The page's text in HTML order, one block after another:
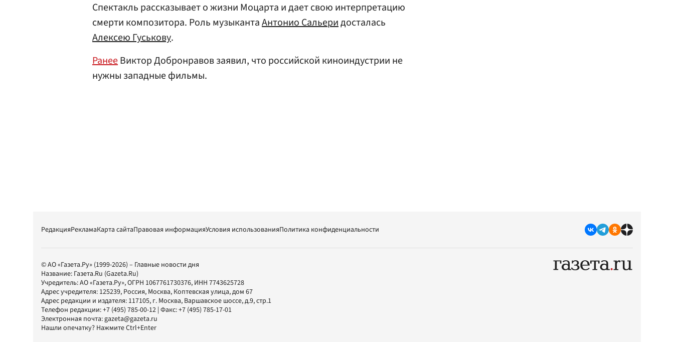
Спектакль рассказывает о жизни Моцарта и дает свою интерпретацию
смерти композитора. Роль музыкантаАнтонио Сальеридосталась
Алексею Гуськову.
РанееВиктор Добронравов заявил, что российской киноиндустрии не
нужны западные фильмы.
РедакцияРекламаКарта сайтаПравовая информацияУсловия использованияПолитика конфиденциальности
© АО «Газета.Ру» (1999-2026) – Главные новости дня
Название: Газета.Ru (Gazeta.Ru)
Учредитель:АО «Газета.Ру», ОГРН 1067761730376, ИНН 7743625728
Адрес учредителя: 125239, Россия, Москва, Коптевская улица, дом 67
Адрес редакции и издателя: 117105, г. Москва, Варшавское шоссе, д.9, стр.1
Телефон редакции:+7 (495) 785-00-12 | Факс:+7 (495) 785-17-01
Электронная почта:gazeta@gazeta.ru
Нашли опечатку? Нажмите Ctrl+Enter